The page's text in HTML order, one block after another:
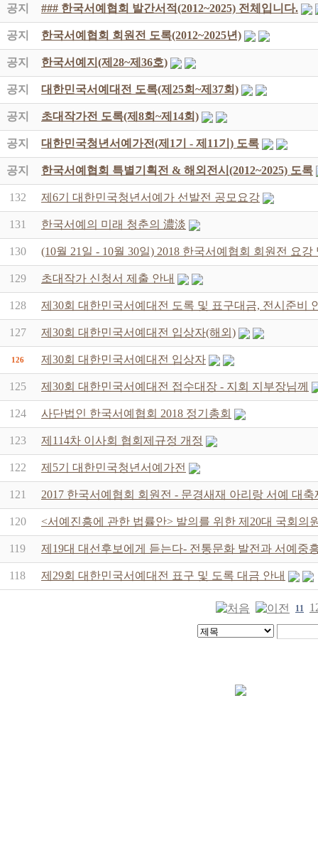
공지 ### 한국서예협회 발간서적(2012~2025) 전체입니다.
공지 한국서예협회 회원전 도록(2012~2025년)
공지 한국서예지(제28~제36호)
공지 대한민국서예대전 도록(제25회~제37회)
공지 초대작가전 도록(제8회~제14회)
공지 대한민국청년서예가전(제1기 - 제11기) 도록
공지 한국서예협회 특별기획전 & 해외전시(2012~2025) 도록
132 제6기 대한민국청년서예가 선발전 공모요강
131 한국서예의 미래 청춘의 濃淡
130 (10월 21일 - 10월 30일) 2018 한국서예협회 회원전 요강
129 초대작가 신청서 제출 안내
128 제30회 대한민국서예대전 도록 및 표구대금, 전시준비
127 제30회 대한민국서예대전 입상자(해외)
126 제30회 대한민국서예대전 입상자
125 제30회 대한민국서예대전 접수대장 - 지회 지부장님께
124 사단법인 한국서예협회 2018 정기총회
123 제114차 이사회 협회제규정 개정
122 제5기 대한민국청년서예가전
121 2017 한국서예협회 회원전 - 문경새재 아리랑 서예 대축
120 <서예진흥에 관한 법률안> 발의를 위한 제20대 국회의
119 제19대 대선후보에게 듣는다- 전통문화 발전과 서예중
118 제29회 대한민국서예대전 표구 및 도록 대금 안내
11